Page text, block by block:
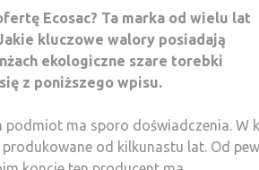
Ecosac? Ta marka od wielu lat
kluczowe walory posiadają
ekologiczne szare torebki
z poniższego wpisu.
podmiot ma sporo doświadczenia. W
od kilkunastu lat. Od